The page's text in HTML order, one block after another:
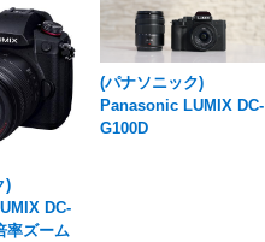
)
DC-
率ズーム
(パナソニック)
Panasonic LUMIX DC-
G100D